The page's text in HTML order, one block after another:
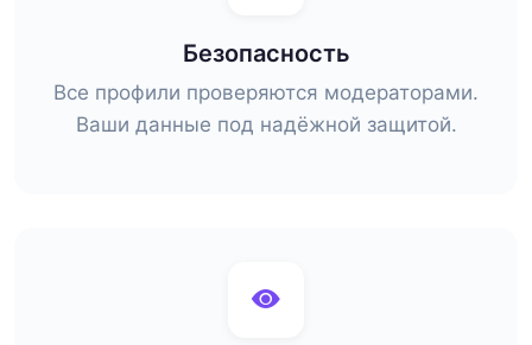
Безопасность
Все профили проверяются модераторами.
Ваши данные под надёжной защитой.